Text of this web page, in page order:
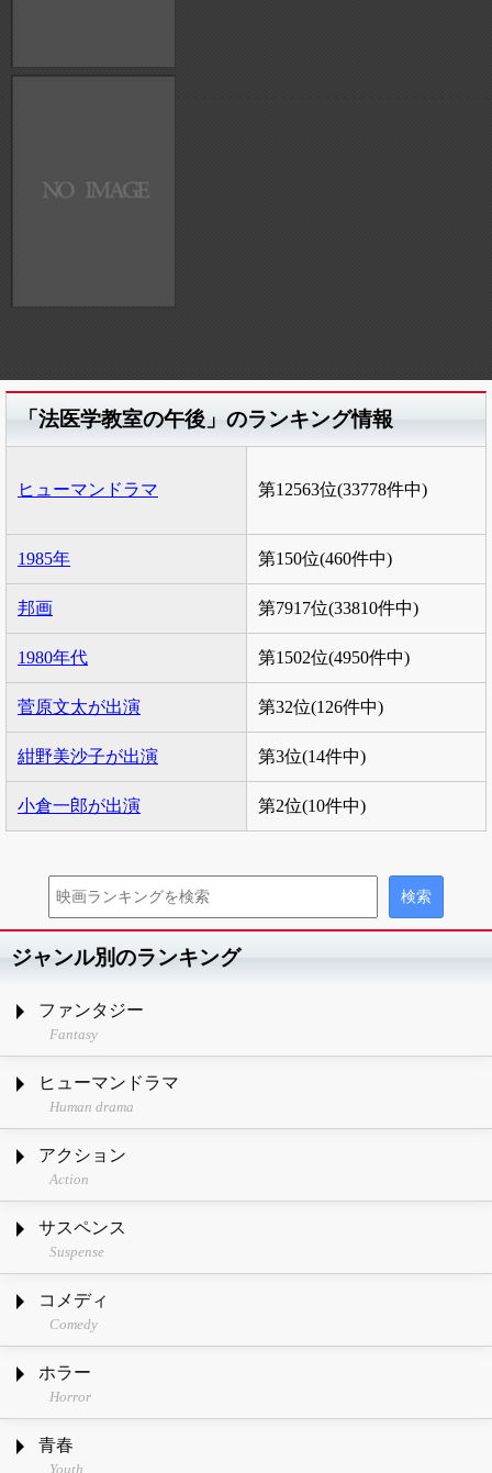
「法医学教室の午後」のランキング情報
ヒューマンドラマ 第12563位(33778件中)
1985年 第150位(460件中)
邦画 第7917位(33810件中)
1980年代 第1502位(4950件中)
菅原文太が出演 第32位(126件中)
紺野美沙子が出演 第3位(14件中)
小倉一郎が出演 第2位(10件中)
ジャンル別のランキング
ファンタジー
Fantasy
ヒューマンドラマ
Human drama
アクション
Action
サスペンス
Suspense
コメディ
Comedy
ホラー
Horror
青春
Youth